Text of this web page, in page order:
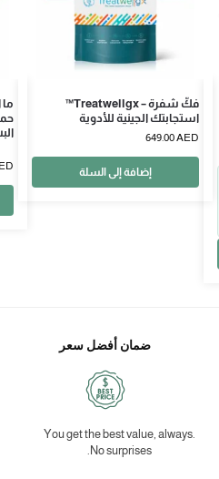
™Treatwellgx – فكّ شفرة
استجابتك الجينية للأدوية
649.00AED
إضافة إلى السلة
ضمان أفضل سعر
You get the best value, always.
No surprises.